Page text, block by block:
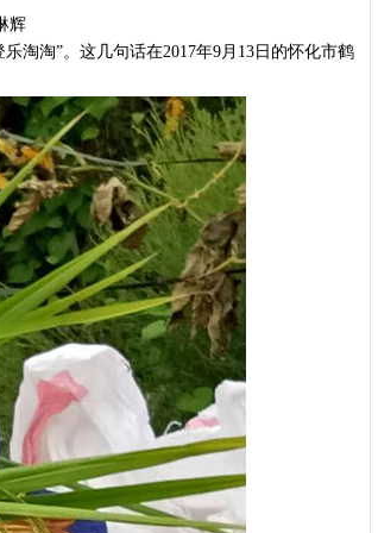
辉
淘淘”。这几句话在2017年9月13日的怀化市鹤